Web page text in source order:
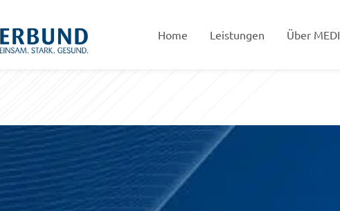
Home Leistungen Über MEDI